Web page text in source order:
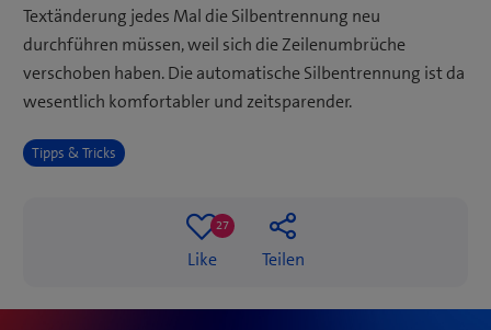
Textänderung jedes Mal die Silbentrennung neu
durchführen müssen, weil sich die Zeilenumbrüche
verschoben haben. Die automatische Silbentrennung ist da
wesentlich komfortabler und zeitsparender.
Tipps & Tricks
Like
27
27
Teilen